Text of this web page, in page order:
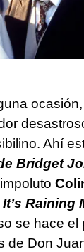
Ahí
Bridget
It’s Raining
se hace el
de Don